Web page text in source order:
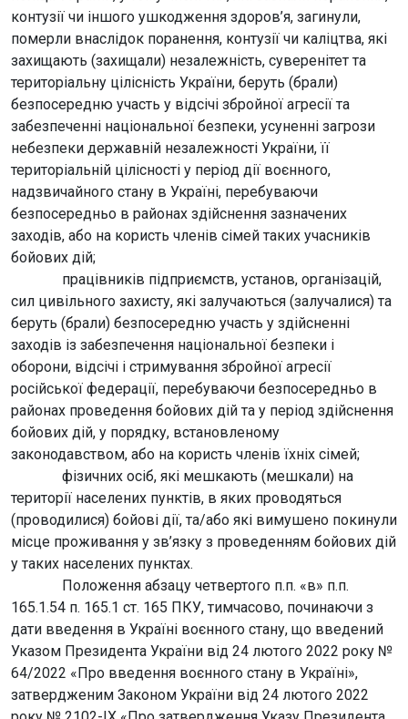
контузії чи іншого ушкодження здоров’я, загинули,
померли внаслідок поранення, контузії чи каліцтва, які
захищають (захищали) незалежність, суверенітет та
територіальну цілісність України, беруть (брали)
безпосередню участь у відсічі збройної агресії та
забезпеченні національної безпеки, усуненні загрози
небезпеки державній незалежності України, її
територіальній цілісності у період дії воєнного,
надзвичайного стану в Україні, перебуваючи
безпосередньо в районах здійснення зазначених
заходів, або на користь членів сімей таких учасників
бойових дій;
працівників підприємств, установ, організацій,
сил цивільного захисту, які залучаються (залучалися) та
беруть (брали) безпосередню участь у здійсненні
заходів із забезпечення національної безпеки і
оборони, відсічі і стримування збройної агресії
російської федерації, перебуваючи безпосередньо в
районах проведення бойових дій та у період здійснення
бойових дій, у порядку, встановленому
законодавством, або на користь членів їхніх сімей;
фізичних осіб, які мешкають (мешкали) на
території населених пунктів, в яких проводяться
(проводилися) бойові дії, та/або які вимушено покинули
місце проживання у зв’язку з проведенням бойових дій
у таких населених пунктах.
Положення абзацу четвертого п.п. «в» п.п.
165.1.54 п. 165.1 ст. 165 ПКУ, тимчасово, починаючи з
дати введення в Україні воєнного стану, що введений
Указом Президента України від 24 лютого 2022 року №
64/2022 «Про введення воєнного стану в Україні»,
затвердженим Законом України від 24 лютого 2022